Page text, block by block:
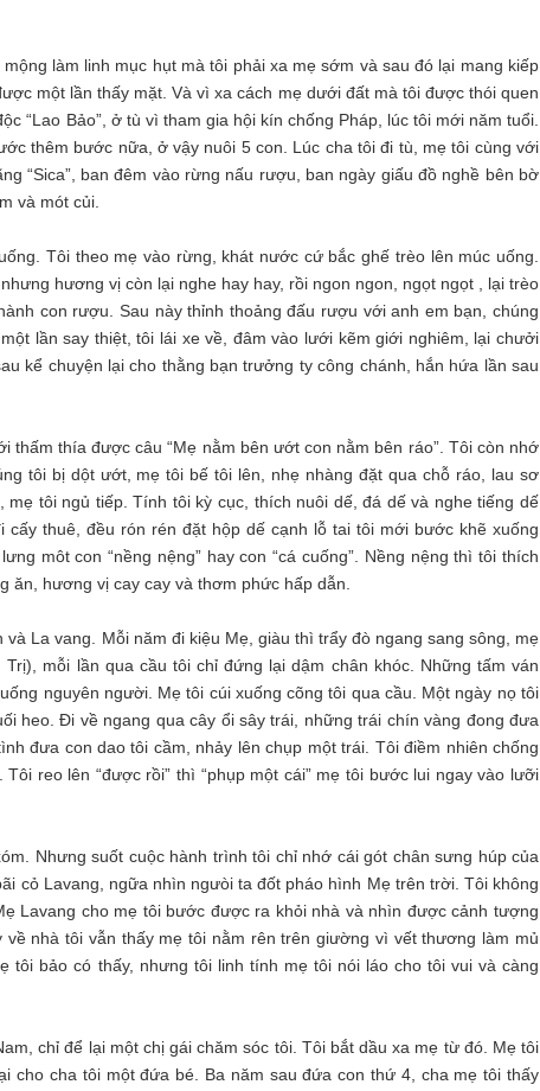
làm linh mục hụt mà tôi phải xa mẹ sớm và sau đó lại mang kiếp
một lần thấy mặt. Và vì xa cách mẹ dưới đất mà tôi được thói quen
“Lao Bảo”, ở tù vì tham gia hội kín chống Pháp, lúc tôi mới năm tuổi.
thêm bước nữa, ở vậy nuôi 5 con. Lúc cha tôi đi tù, mẹ tôi cùng với
“Sica”, ban đêm vào rừng nấu rượu, ban ngày giấu đồ nghề bên bờ
và mót củi.
Tôi theo mẹ vào rừng, khát nước cứ bắc ghế trèo lên múc uống.
hương vị còn lại nghe hay hay, rồi ngon ngon, ngọt ngọt , lại trèo
con rượu. Sau này thỉnh thoảng đấu rượu với anh em bạn, chúng
lần say thiệt, tôi lái xe về, đâm vào lưới kẽm giới nghiêm, lại chưởi
kể chuyện lại cho thằng bạn trưởng ty công chánh, hắn hứa lần sau
thấm thía được câu “Mẹ nằm bên ướt con nằm bên ráo”. Tôi còn nhớ
tôi bị dột ướt, mẹ tôi bế tôi lên, nhẹ nhàng đặt qua chỗ ráo, lau sơ
tôi ngủ tiếp. Tính tôi kỳ cục, thích nuôi dế, đá dế và nghe tiếng dế
thuê, đều rón rén đặt hộp dế cạnh lỗ tai tôi mới bước khẽ xuống
môt con “nềng nệng” hay con “cá cuống”. Nềng nệng thì tôi thích
ăn, hương vị cay cay và thơm phức hấp dẫn.
La vang. Mỗi năm đi kiệu Mẹ, giàu thì trẩy đò ngang sang sông, mẹ
mỗi lần qua cầu tôi chỉ đứng lại dậm chân khóc. Những tấm ván
nguyên người. Mẹ tôi cúi xuống cõng tôi qua cầu. Một ngày nọ tôi
heo. Đi về ngang qua cây ổi sây trái, những trái chín vàng đong đưa
đưa con dao tôi cầm, nhảy lên chụp một trái. Tôi điềm nhiên chống
reo lên “được rồi” thì “phụp một cái” mẹ tôi bước lui ngay vào lưỡi
Nhưng suốt cuộc hành trình tôi chỉ nhớ cái gót chân sưng húp của
cỏ Lavang, ngữa nhìn ngưòi ta đốt pháo hình Mẹ trên trời. Tôi không
Lavang cho mẹ tôi bước được ra khỏi nhà và nhìn được cảnh tượng
nhà tôi vẫn thấy mẹ tôi nằm rên trên giường vì vết thương làm mủ
tôi bảo có thấy, nhưng tôi linh tính mẹ tôi nói láo cho tôi vui và càng
chỉ để lại một chị gái chăm sóc tôi. Tôi bắt dầu xa mẹ từ đó. Mẹ tôi
cho cha tôi một đứa bé. Ba năm sau đứa con thứ 4, cha mẹ tôi thấy